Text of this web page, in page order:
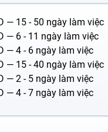
— 15 - 50 ngày làm việc
— 6 - 11 ngày làm việc
— 4 - 6 ngày làm việc
— 15 - 40 ngày làm việc
— 2 - 5 ngày làm việc
— 4 - 7 ngày làm việc